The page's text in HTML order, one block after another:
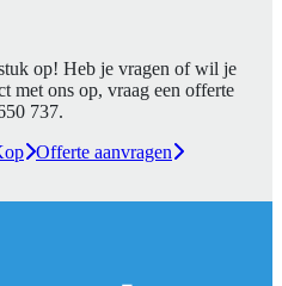
op! Heb je vragen of wil je
met ons op, vraag een offerte
737.
Offerte aanvragen